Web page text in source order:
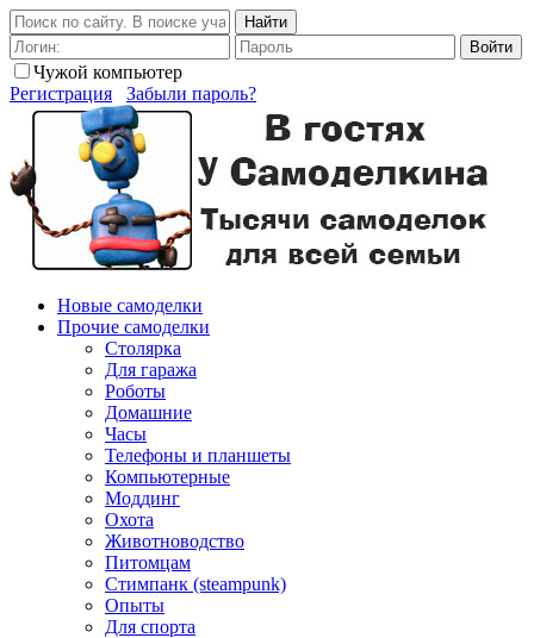
Найти
Войти
Чужой компьютер
Регистрация
Забыли пароль?
Новые самоделки
Прочие самоделки
Столярка
Для гаража
Роботы
Домашние
Часы
Телефоны и планшеты
Компьютерные
Моддинг
Охота
Животноводство
Питомцам
Стимпанк (steampunk)
Опыты
Для спорта